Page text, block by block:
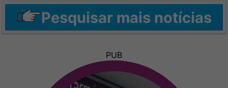
Pesquisar mais notícias
PUB